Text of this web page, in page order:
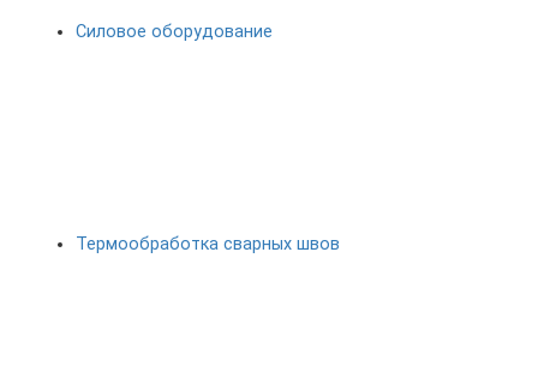
Силовое оборудование
Термообработка сварных швов